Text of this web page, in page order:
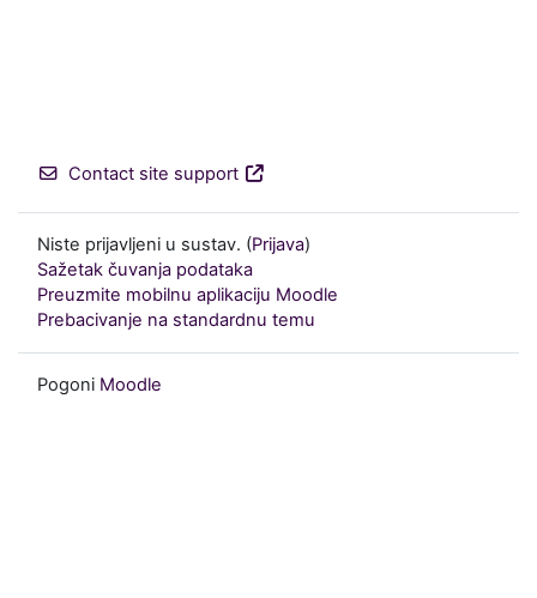
Contact site support
Niste prijavljeni u sustav. (Prijava)
Sažetak čuvanja podataka
Preuzmite mobilnu aplikaciju Moodle
Prebacivanje na standardnu temu
Pogoni Moodle